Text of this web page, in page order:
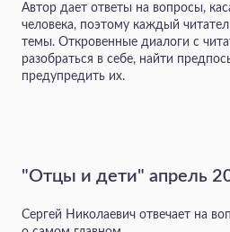
Автор дает ответы на вопросы,
человека, поэтому каждый
темы. Откровенные диалоги с
разобраться в себе, найти
предупредить их.
"Отцы и дети" апрель
Сергей Николаевич отвечает на